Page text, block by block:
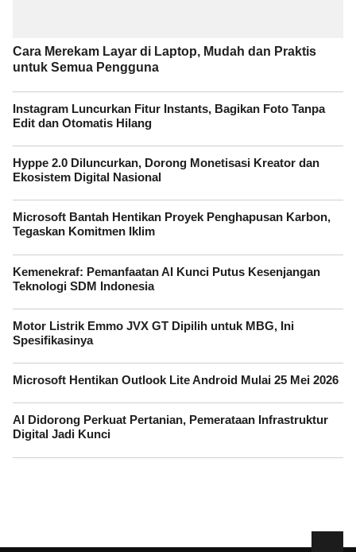
Cara Merekam Layar di Laptop, Mudah dan Praktis
untuk Semua Pengguna
Instagram Luncurkan Fitur Instants, Bagikan Foto Tanpa
Edit dan Otomatis Hilang
Hyppe 2.0 Diluncurkan, Dorong Monetisasi Kreator dan
Ekosistem Digital Nasional
Microsoft Bantah Hentikan Proyek Penghapusan Karbon,
Tegaskan Komitmen Iklim
Kemenekraf: Pemanfaatan AI Kunci Putus Kesenjangan
Teknologi SDM Indonesia
Motor Listrik Emmo JVX GT Dipilih untuk MBG, Ini
Spesifikasinya
Microsoft Hentikan Outlook Lite Android Mulai 25 Mei 2026
AI Didorong Perkuat Pertanian, Pemerataan Infrastruktur
Digital Jadi Kunci